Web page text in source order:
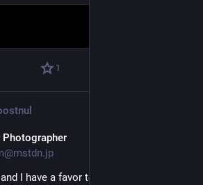
1
I have a favor to ask.